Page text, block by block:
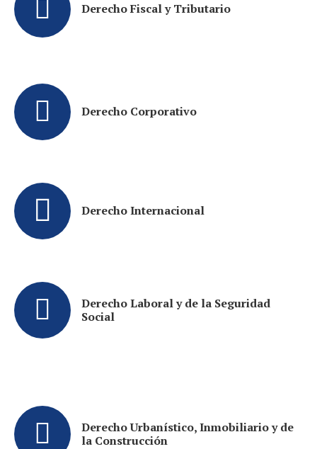
Derecho Fiscal y Tributario
Derecho Corporativo
Derecho Internacional
Derecho Laboral y de la Seguridad
Social
Derecho Urbanístico, Inmobiliario y de
la Construcción